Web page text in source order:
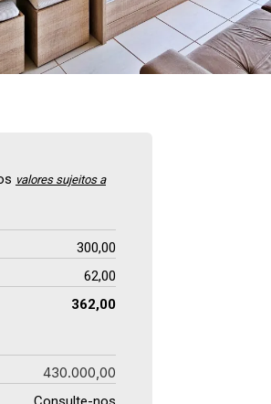
valores sujeitos a
300,00
62,00
362,00
430.000,00